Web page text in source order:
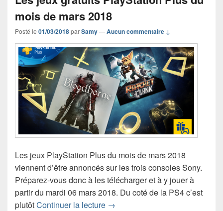
mois de mars 2018
Posté le 01/03/2018parSamy—Aucun commentaire ↓
Les jeux PlayStation Plus du mois de mars 2018
viennent d’être annoncés sur les trois consoles Sony.
Préparez-vous donc à les télécharger et à y jouer à
partir du mardi 06 mars 2018. Du coté de la PS4 c’est
plutôtContinuer la lecture Les jeux gratuits PlayStation
→